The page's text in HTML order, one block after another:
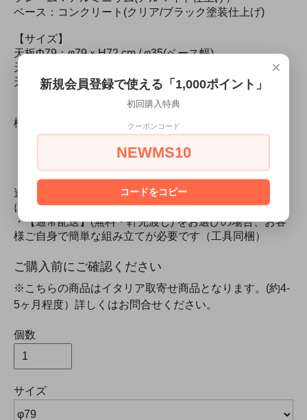
ベース：コンクリート(クリア/ブラック塗装仕上げ)
【サイズ】
天板Φ79：φ79ｘH72 cm / φ35(ベース幅)
天板79×79：W79×D79ｘH72 cm / φ35(ベース幅)
天板Φ60：φ60ｘH110 cm / φ35(ベース幅)
梱包時：約50kg / 本体：約40kg
・木枠梱包、または大型・重量商品のため、【有料配
送】(開梱・組立・残材引取) をお勧め致します。カート
にて配送先を入力しますと料金が反映されます。
・【通常配送】(無料・軒先渡し) をお選びの場合、お客
様ご自身で簡単な組み立てが必要です（工具同梱）
ご購入前にご確認ください
※こちらの商品はイタリア取寄せ商品となります。(約4-
5ヶ月程度）詳しくはお問合せください。
個数
サイズ
×
新規会員登録で使える「1,000ポイント」
初回購入特典
クーポンコード
NEWMS10
コードをコピー